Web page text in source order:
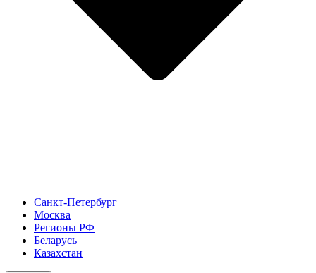
Санкт-Петербург
Москва
Регионы РФ
Беларусь
Казахстан